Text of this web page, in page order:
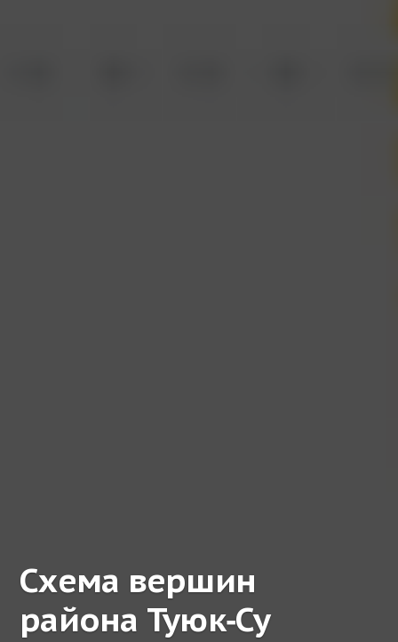
Схема вершин
района Туюк‑Су